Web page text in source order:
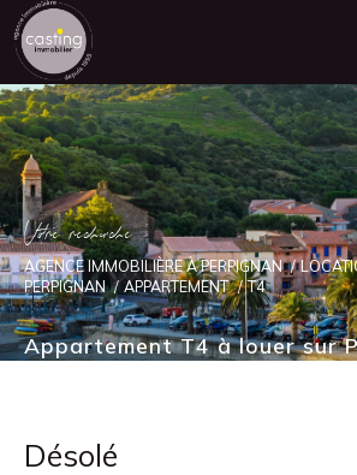
Vore recece
AGENCE IMMOBILIÈRE À PERPIGNAN
PERPIGNAN
APPARTEMENT T4
Appartement T4 à louer sur
Désolé